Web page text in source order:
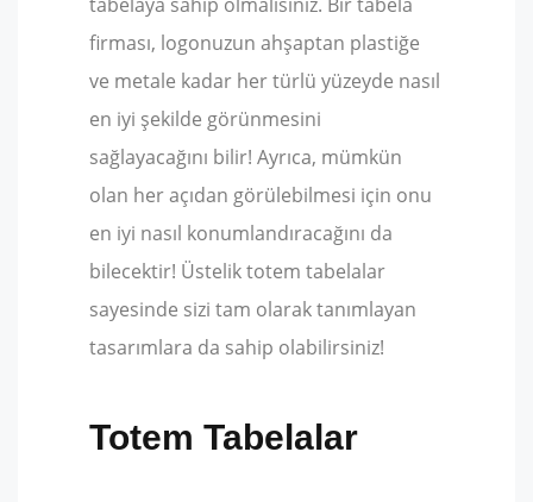
firması, logonuzun ahşaptan plastiğe
ve metale kadar her türlü yüzeyde nasıl
en iyi şekilde görünmesini
sağlayacağını bilir! Ayrıca, mümkün
olan her açıdan görülebilmesi için onu
en iyi nasıl konumlandıracağını da
bilecektir! Üstelik totem tabelalar
sayesinde sizi tam olarak tanımlayan
tasarımlara da sahip olabilirsiniz!
Totem Tabelalar